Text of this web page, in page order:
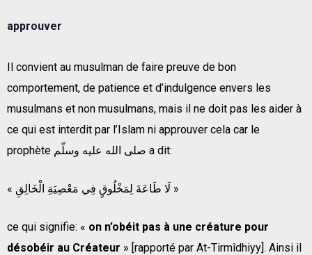
approuver
Il convient au musulman de faire preuve de bon
comportement, de patience et d’indulgence envers les
musulmans et non musulmans, mais il ne doit pas les aider à
ce qui est interdit par l’Islam ni approuver cela car le
prophète صلى الله عليه وسلّم a dit:
« لَا طَاعَةَ لِمَخْلُوقٍ فِي مَعْصِيَةِ الْخَالِقِ »
ce qui signifie: « on n’obéit pas à une créature pour
désobéir au Créateur » [rapporté par At-Tirmîdhiyy]. Ainsi il